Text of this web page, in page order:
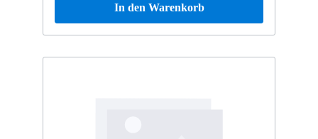
In den Warenkorb